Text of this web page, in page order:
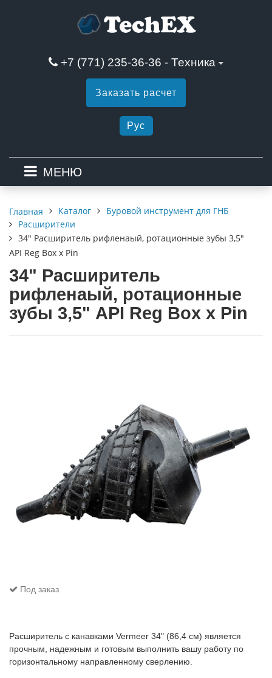
+7 (771) 235-36-36 - Техника
Заказать расчет
Рус
МЕНЮ
Главная Каталог
Буровой инструмент для ГНБ
Расширители
34" Расширитель рифленаый, ротационные зубы 3,5"
API Reg Box х Pin
34" Расширитель
рифленаый, ротационные
зубы 3,5" API Reg Box х Pin
Под заказ
Расширитель с канавками Vermeer 34" (86,4 см) является
прочным, надежным и готовым выполнить вашу работу по
горизонтальному направленному сверлению.